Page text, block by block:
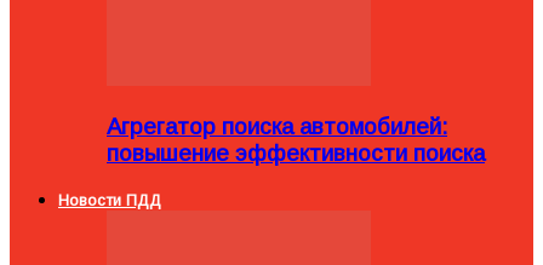
Агрегатор поиска автомобилей:
повышение эффективности поиска
Новости ПДД